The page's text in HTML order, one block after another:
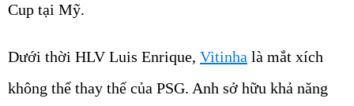
Cup tại Mỹ.
Dưới thời HLV Luis Enrique, Vitinha là mắt xích
không thể thay thế của PSG. Anh sở hữu khả năng